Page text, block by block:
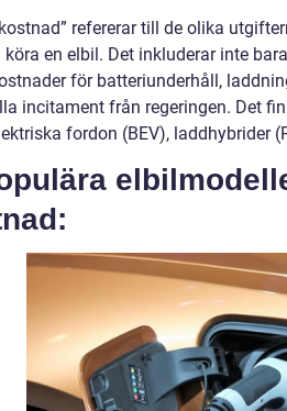
refererar till de olika
köra en elbil. Det inkluderar inte
för batteriunderhåll,
incitament från regeringen. Det
fordon (BEV), laddhybrider